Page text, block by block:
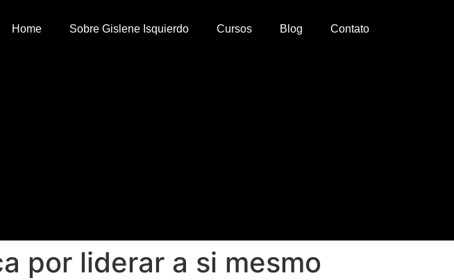
Home Sobre Gislene Isquierdo Cursos Blog Contato
por liderar a si mesmo